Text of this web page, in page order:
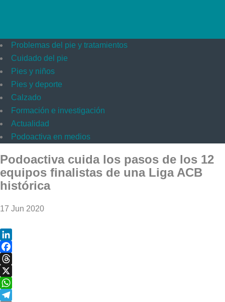
Problemas del pie y tratamientos
Cuidado del pie
Pies y niños
Pies y deporte
Calzado
Formación e investigación
Actualidad
Podoactiva en medios
Podoactiva cuida los pasos de los 12
equipos finalistas de una Liga ACB
histórica
17 Jun 2020
LinkedIn
Facebook
Threads
X
WhatsApp